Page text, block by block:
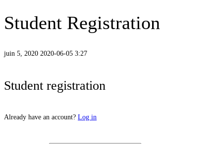
Student Registration
juin 5, 2020 2020-06-05 3:27
Student
Student registration
Already have an account? Log in